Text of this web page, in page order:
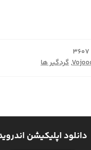
3607
,گردگیر ها
دانلود اپلیکیشن